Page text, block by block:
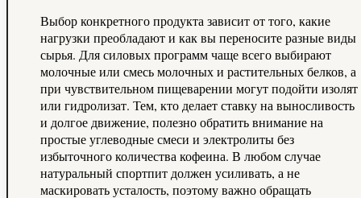
Выбор конкретного продукта зависит от того, какие
нагрузки преобладают и как вы переносите разные виды
сырья. Для силовых программ чаще всего выбирают
молочные или смесь молочных и растительных белков, а
при чувствительном пищеварении могут подойти изолят
или гидролизат. Тем, кто делает ставку на выносливость
и долгое движение, полезно обратить внимание на
простые углеводные смеси и электролиты без
избыточного количества кофеина. В любом случае
натуральный спортпит должен усиливать, а не
маскировать усталость, поэтому важно обращать